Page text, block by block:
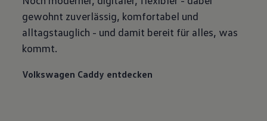
gewohnt zuverlässig, komfortabel und
alltagstauglich - und damit bereit für alles, was
kommt.
Volkswagen Caddy entdecken